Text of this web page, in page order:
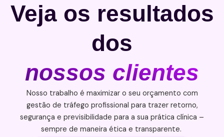
Veja os resultados
dos
nossos clientes
Nosso trabalho é maximizar o seu orçamento com
gestão de tráfego profissional para trazer retorno,
segurança e previsibilidade para a sua prática clínica –
sempre de maneira ética e transparente.